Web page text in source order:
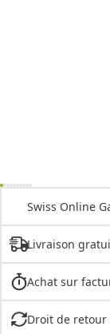
Swiss Online
Livraison
Achat sur
Droit de retour